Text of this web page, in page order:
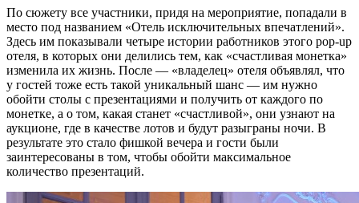
По сюжету все участники, придя на мероприятие, попадали в
место под названием «Отель исключительных впечатлений».
Здесь им показывали четыре истории работников этого pop-up
отеля, в которых они делились тем, как «счастливая монетка»
изменила их жизнь. После — «владелец» отеля объявлял, что
у гостей тоже есть такой уникальный шанс — им нужно
обойти столы с презентациями и получить от каждого по
монетке, а о том, какая станет «счастливой», они узнают на
аукционе, где в качестве лотов и будут разыграны ночи. В
результате это стало фишкой вечера и гости были
заинтересованы в том, чтобы обойти максимальное
количество презентаций.